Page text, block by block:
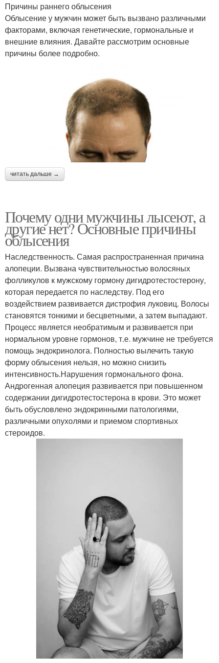
Причины раннего облысения
Облысение у мужчин может быть вызвано различными
факторами, включая генетические, гормональные и
внешние влияния. Давайте рассмотрим основные
причины более подробно.
читать дальше →
Почему одни мужчины лысеют, а
другие нет? Основные причины
облысения
Наследственность. Самая распространенная причина
алопеции. Вызвана чувствительностью волосяных
фолликулов к мужскому гормону дигидротестостерону,
которая передается по наследству. Под его
воздействием развивается дистрофия луковиц. Волосы
становятся тонкими и бесцветными, а затем выпадают.
Процесс является необратимым и развивается при
нормальном уровне гормонов, т.е. мужчине не требуется
помощь эндокринолога. Полностью вылечить такую
форму облысения нельзя, но можно снизить
интенсивность.Нарушения гормонального фона.
Андрогенная алопеция развивается при повышенном
содержании дигидротестостерона в крови. Это может
быть обусловлено эндокринными патологиями,
различными опухолями и приемом спортивных
стероидов.